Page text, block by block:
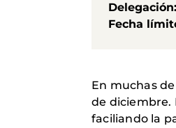
Delegación
Fecha
En muchas
de diciembre.
faciliando la